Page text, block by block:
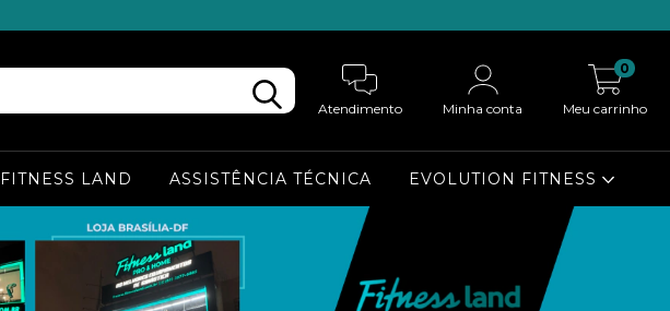
Atendimento Minha conta Meu carrinho
0
FITNESS LAND ASSISTÊNCIA TÉCNICA EVOLUTION FITNESS